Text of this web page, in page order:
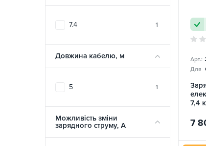
печатной платы
1
1
7.4 1
Довжина кабелю, м
5 1
Можливість зміни
зарядного струму, A
Арт.:
Для
7,4
7